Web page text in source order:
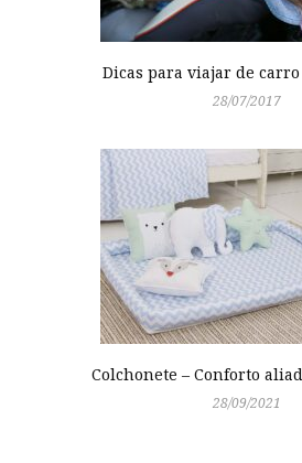
Dicas para viajar de carro
28/07/2017
Colchonete – Conforto
28/09/2021